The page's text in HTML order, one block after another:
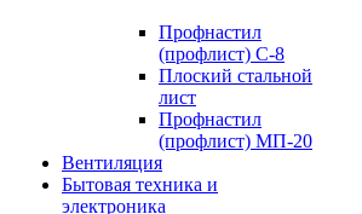
Профнастил
(профлист) С-8
Плоский стальной
лист
Профнастил
(профлист) МП-20
Вентиляция
Бытовая техника и
электроника